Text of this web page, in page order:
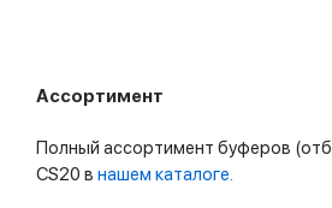
Ассортимент
Полный ассортимент буферов
CS20 в нашем каталоге.